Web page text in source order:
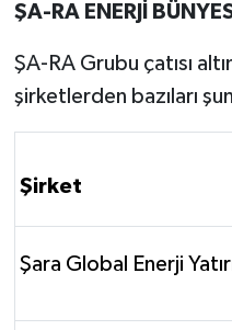
ŞA-RA ENERJİ
ŞA-RA Grubu çatısı
şirketlerden bazıları
Şirket
Şara Global Enerji